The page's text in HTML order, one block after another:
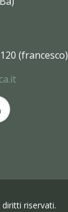
(francesco)
diritti riservati.